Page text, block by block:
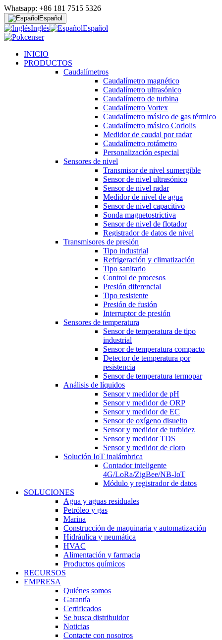
Whatsapp: +86 181 7515 5326
Español
Inglés Español
INICIO
PRODUCTOS
Caudalímetros
Caudalímetro magnético
Caudalímetro ultrasónico
Caudalímetro de turbina
Caudalímetro Vortex
Caudalímetro másico de gas térmico
Caudalímetro másico Coriolis
Medidor de caudal por radar
Caudalímetro rotámetro
Personalización especial
Sensores de nivel
Transmisor de nivel sumergible
Sensor de nivel ultrasónico
Sensor de nivel radar
Medidor de nivel de agua
Sensor de nivel capacitivo
Sonda magnetostrictiva
Sensor de nivel de flotador
Registrador de datos de nivel
Transmisores de presión
Tipo industrial
Refrigeración y climatización
Tipo sanitario
Control de procesos
Presión diferencial
Tipo resistente
Presión de fusión
Interruptor de presión
Sensores de temperatura
Sensor de temperatura de tipo
industrial
Sensor de temperatura compacto
Detector de temperatura por
resistencia
Sensor de temperatura termopar
Análisis de líquidos
Sensor y medidor de pH
Sensor y medidor de ORP
Sensor y medidor de EC
Sensor de oxígeno disuelto
Sensor y medidor de turbidez
Sensor y medidor TDS
Sensor y medidor de cloro
Solución IoT inalámbrica
Contador inteligente
4G/LoRa/ZigBee/NB-IoT
Módulo y registrador de datos
SOLUCIONES
Agua y aguas residuales
Petróleo y gas
Marina
Construcción de maquinaria y automatización
Hidráulica y neumática
HVAC
Alimentación y farmacia
Productos químicos
RECURSOS
EMPRESA
Quiénes somos
Garantía
Certificados
Se busca distribuidor
Noticias
Contacte con nosotros